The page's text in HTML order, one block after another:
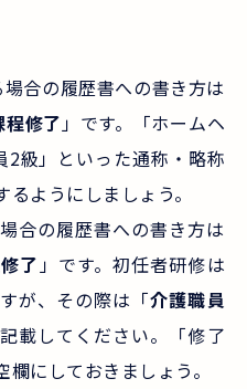
合の履歴書への書き方は
修了」です。「ホームヘ
級」といった通称・略称
ようにしましょう。
合の履歴書への書き方は
了」です。初任者研修は
が、その際は「介護職員
載してください。「修了
にしておきましょう。